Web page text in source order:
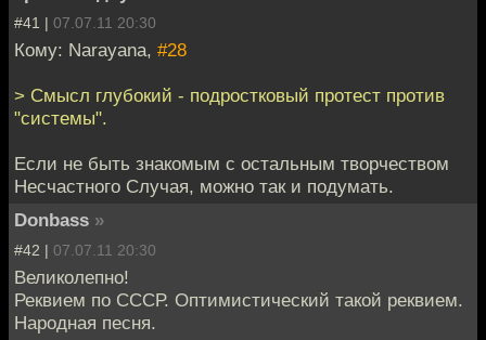
#41 | 07.07.11 20:30
Кому: Narayana, #28
> Смысл глубокий - подростковый протест против
"системы".
Если не быть знакомым с остальным творчеством
Несчастного Случая, можно так и подумать.
Donbass »
#42 | 07.07.11 20:30
Великолепно!
Реквием по СССР. Оптимистический такой реквием.
Народная песня.